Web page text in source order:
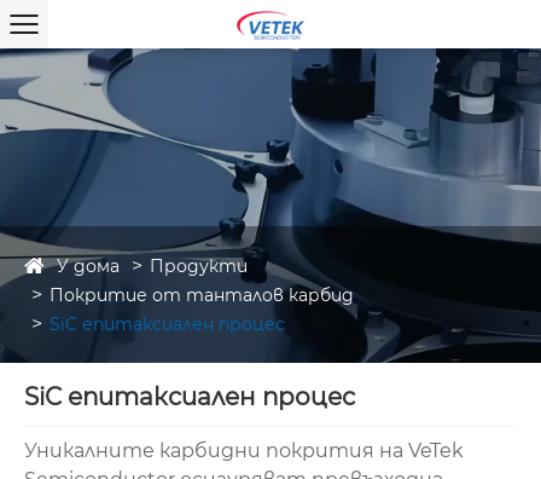
У дома
Продукти
Покритие от танталов карбид
SiC епитаксиален процес
SiC епитаксиален процес
Уникалните карбидни покрития на VeTek